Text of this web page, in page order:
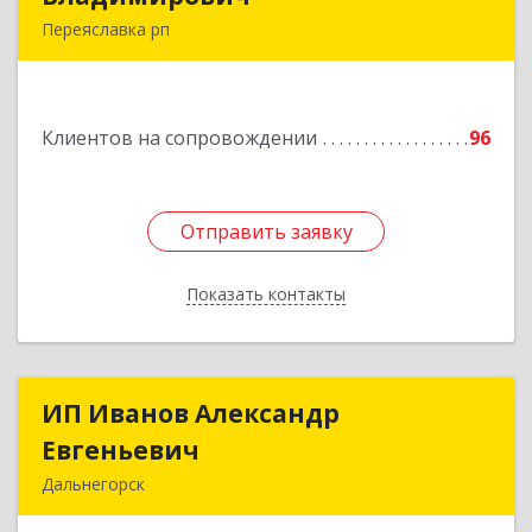
Переяславка рп
Клиентов на сопровождении 96
Отправить заявку
Показать контакты
Подробнее
Отправить заявку
Назад
ИП Иванов Александр
Евгеньевич
Дальнегорск
ИП Иванов Александр